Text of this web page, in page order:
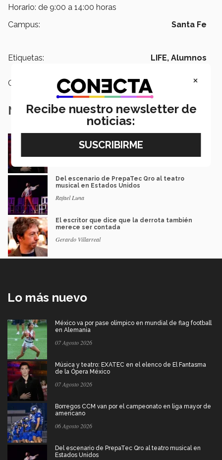
Horario: de 9:00 a 14:00 horas
Campus:
Santa Fe
Etiquetas: LIFE, Alumnos
Categoría: Arte y Cultura
Notas Relacionadas
Fantasma de la Ópera México
Mariajulia Valenzuela Preciado
Del escenario de PrepaTec Qro al teatro
musical en Estados Unidos
Rafael Luna
El escritor que dice que la derrota también
merece ser contada
Gerardo Villarreal
Lo más nuevo
México va por pase olímpico en mundial de flag football
en Alemania
07 Agosto 2026
Música y teatro: EXATEC en el elenco de El Fantasma
de la Ópera México
07 Agosto 2026
Borregos CCM van por el campeonato en liga mayor de
americano
06 Agosto 2026
Del escenario de PrepaTec Qro al teatro musical en
Estados Unidos
×
Recibe nuestro newsletter de
noticias: